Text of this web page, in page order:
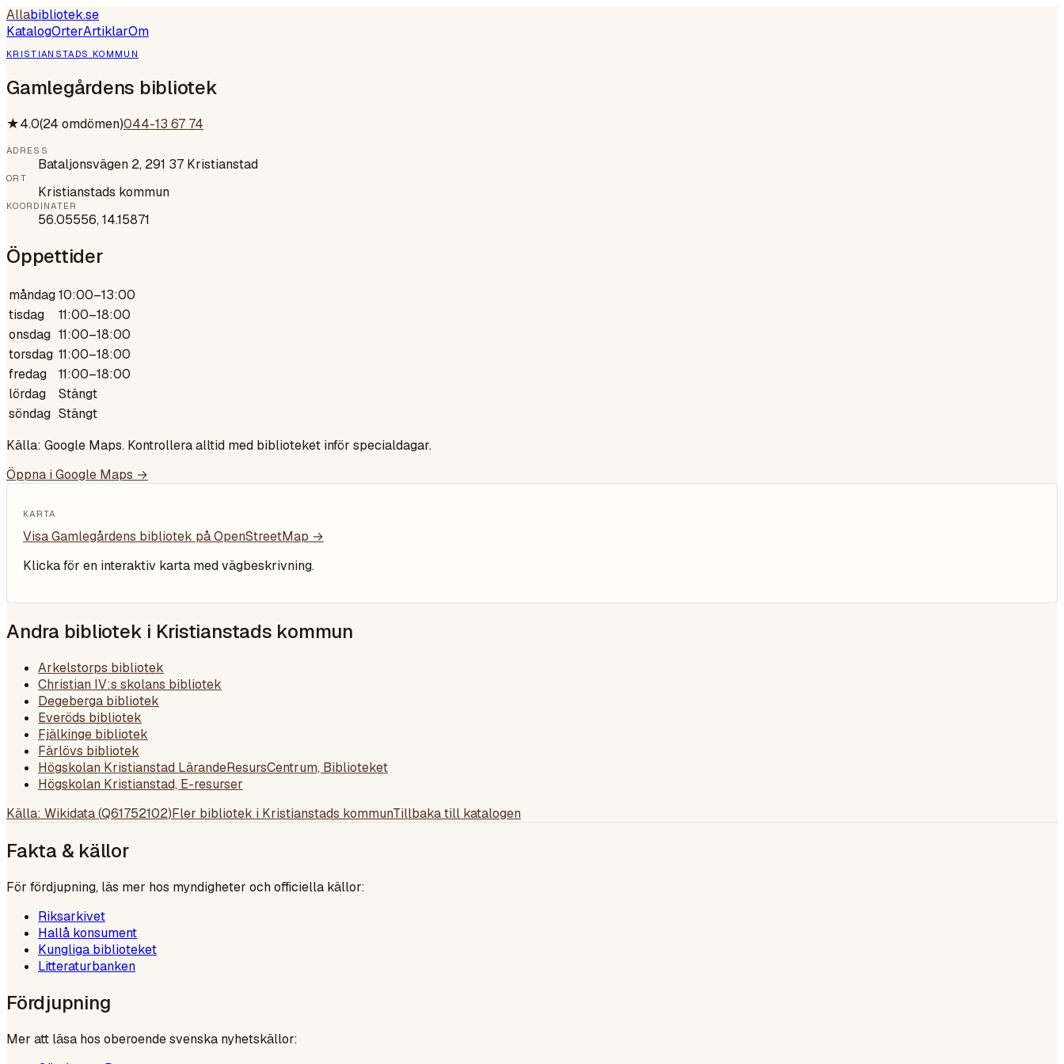
Allabibliotek.se
KatalogOrterArtiklarOm
KRISTIANSTADS KOMMUN
Gamlegårdens bibliotek
★4.0(24 omdömen)044-13 67 74
ADRESS
Bataljonsvägen 2, 291 37 Kristianstad
ORT
Kristianstads kommun
KOORDINATER
56.05556,14.15871
Öppettider
måndag10:00–13:00
tisdag
11:00–18:00
onsdag 11:00–18:00
torsdag 11:00–18:00
fredag
11:00–18:00
lördag
Stängt
söndag Stängt
Källa: Google Maps. Kontrollera alltid med biblioteket inför specialdagar.
Öppna i Google Maps →
KARTA
VisaGamlegårdens bibliotek på OpenStreetMap →
Klicka för en interaktiv karta med vägbeskrivning.
Andra bibliotek i Kristianstads kommun
Arkelstorps bibliotek
Christian IV:s skolans bibliotek
Degeberga bibliotek
Everöds bibliotek
Fjälkinge bibliotek
Färlövs bibliotek
Högskolan Kristianstad LärandeResursCentrum, Biblioteket
Högskolan Kristianstad, E-resurser
Källa: Wikidata (Q61752102)Fler bibliotek i Kristianstads kommunTillbaka till katalogen
Fakta & källor
För fördjupning, läs mer hos myndigheter och officiella källor:
Riksarkivet
Hallå konsument
Kungliga biblioteket
Litteraturbanken
Fördjupning
Mer att läsa hos oberoende svenska nyhetskällor: